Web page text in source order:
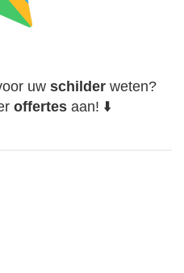
uw schilder weten?
offertes aan! ⬇️